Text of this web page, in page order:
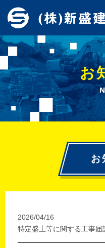
お
お
2026/04/16
特定盛土等に関する工事届